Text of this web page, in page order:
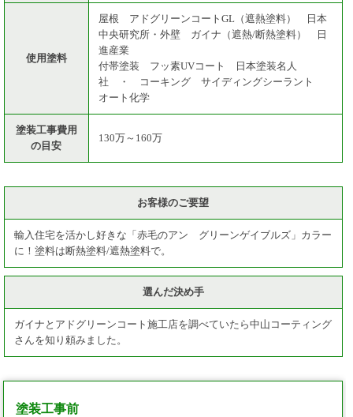
使用塗料
屋根 アドグリーンコートGL（遮熱塗料） 日本
中央研究所・外壁 ガイナ（遮熱/断熱塗料） 日
進産業
付帯塗装 フッ素UVコート 日本塗装名人
社 ・ コーキング サイディングシーラント
オート化学
塗装工事費用
の目安
130万～160万
お客様のご要望
輸入住宅を活かし好きな「赤毛のアン グリーンゲイブルズ」カラー
に！塗料は断熱塗料/遮熱塗料で。
選んだ決め手
ガイナとアドグリーンコート施工店を調べていたら中山コーティング
さんを知り頼みました。
塗装工事前